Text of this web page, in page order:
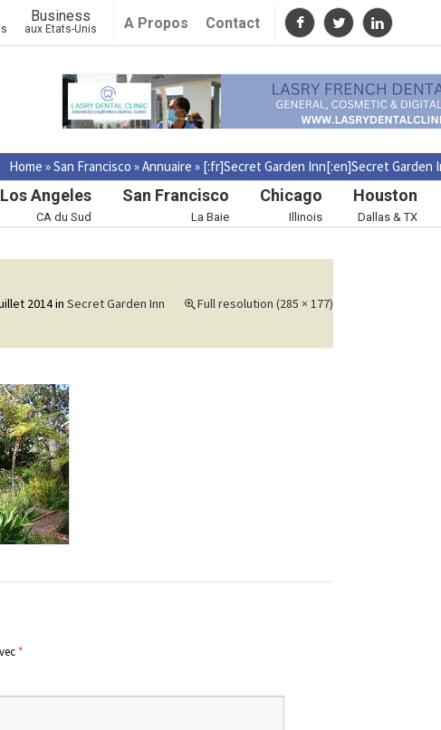
Business
aux Etats-Unis A Propos Contact
Home »San Francisco »Annuaire » [:fr]Secret Garden Inn[:en]Secret Garden
Los Angeles
CA du Sud
San Francisco
La Baie
Chicago
Illinois
Houston
Dallas & TX
2014in Secret Garden Inn Full resolution (285 × 177)
*